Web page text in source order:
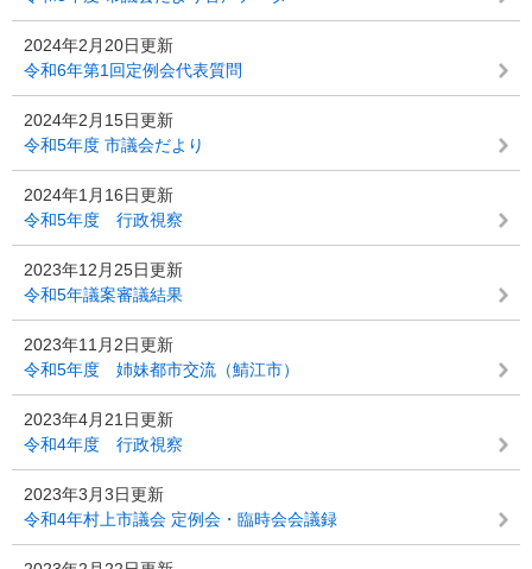
2024年2月20日更新
令和6年第1回定例会代表質問
2024年2月15日更新
令和5年度 市議会だより
2024年1月16日更新
令和5年度 行政視察
2023年12月25日更新
令和5年議案審議結果
2023年11月2日更新
令和5年度 姉妹都市交流（鯖江市）
2023年4月21日更新
令和4年度 行政視察
2023年3月3日更新
令和4年村上市議会 定例会・臨時会会議録